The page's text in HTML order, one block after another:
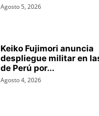
Agosto 5, 2026
Keiko Fujimori anuncia
despliegue militar en
de Perú por...
Agosto 4, 2026